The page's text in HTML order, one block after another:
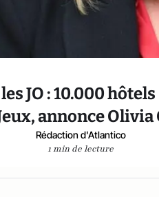
JO : 10.000
annonce
Rédaction d'Atlantico
1 min de lecture